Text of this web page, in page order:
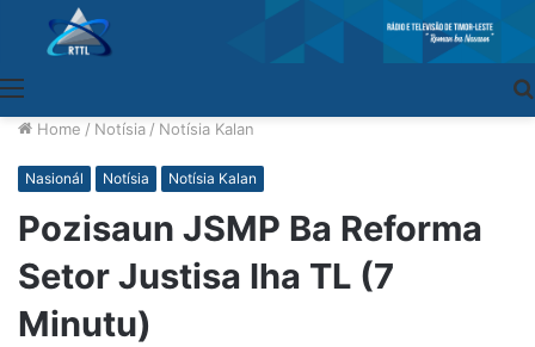
Home / Notísia / Notísia Kalan
Nasionál Notísia Notísia Kalan
Pozisaun JSMP Ba Reforma
Setor Justisa Iha TL (7
Minutu)